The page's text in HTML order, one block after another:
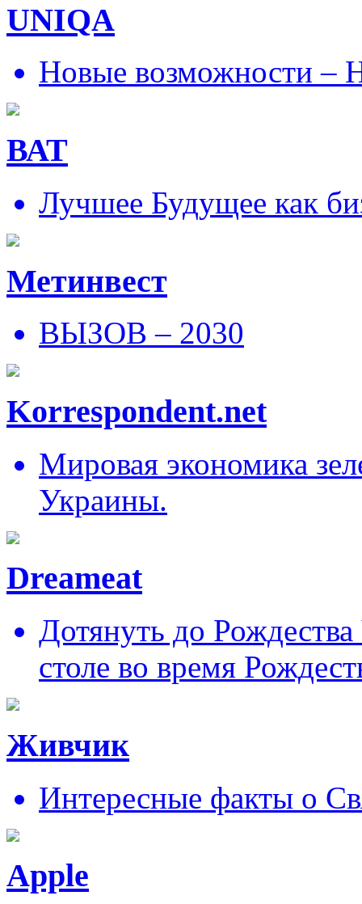
UNIQA
Новые возможности –
ВАТ
Лучшее Будущее как
Метинвест
ВЫЗОВ – 2030
Korrespondent.net
Мировая экономика
Украины.
Dreameat
Дотянуть до
столе во время
Живчик
Интересные факты о
Apple